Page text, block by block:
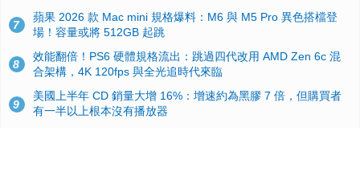
7
蘋果 2026 款 Mac mini 規格爆料：M6 與 M5 Pro 異色搭檔登
場！容量或將 512GB 起跳
8
效能翻倍！PS6 硬體規格流出：跳過四代改用 AMD Zen 6c 混
合架構，4K 120fps 與全光追時代來臨
9
美國上半年 CD 銷量大增 16%：增速約為黑膠 7 倍，但購買者
有一半以上根本沒有播放器